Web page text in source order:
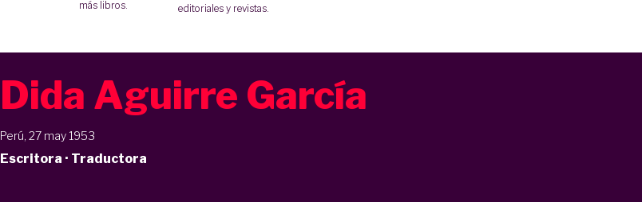
más libros.
editoriales y revistas.
Dida Aguirre García
Perú, 27 may 1953
Escritora · Traductora